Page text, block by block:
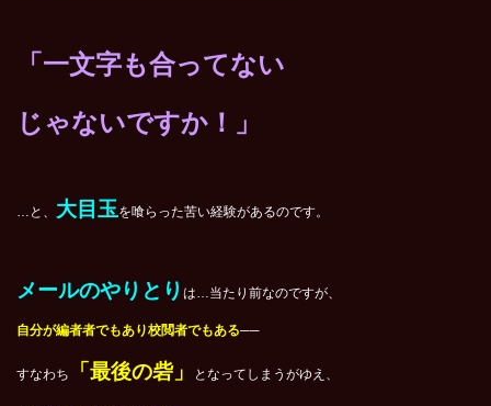
「一文字も合ってない
じゃないですか！」
…と、 大目玉を喰らった苦い経験があるのです。
メールのやりとり は…当たり前なのですが、
自分が編者者でもあり校閲者でもある──
すなわち 「最後の砦」 となってしまうがゆえ、